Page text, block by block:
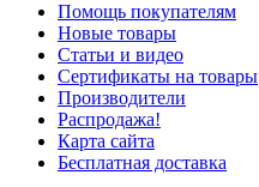
Помощь покупателям
Новые товары
Статьи и видео
Сертификаты на товары
Производители
Распродажа!
Карта сайта
Бесплатная доставка